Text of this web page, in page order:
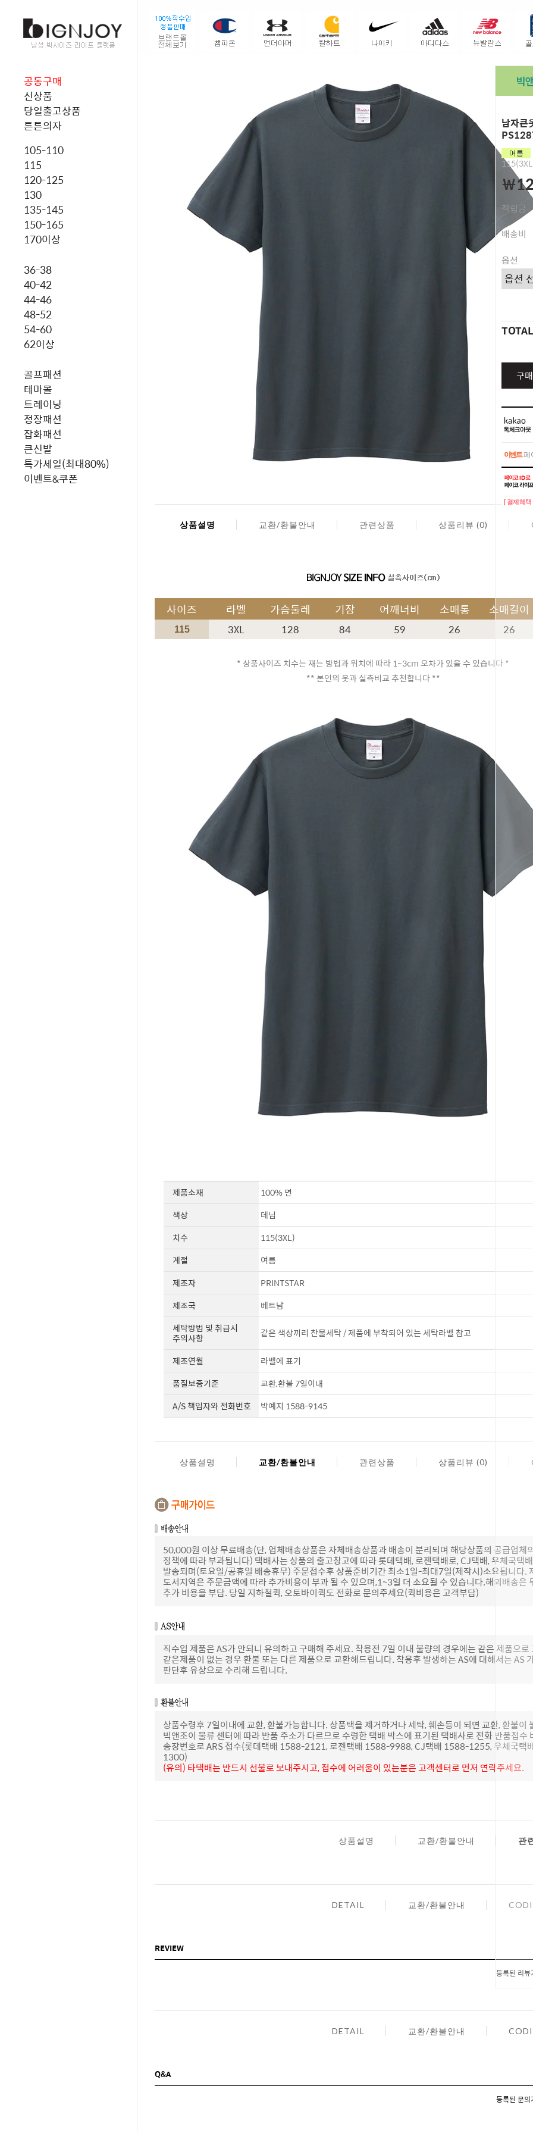
공동구매
신상품
당일출고상품
튼튼의자
105-110
115
120-125
130
135-145
150-165
170이상
36-38
40-42
44-46
48-52
54-60
62이상
골프패션
테마몰
트레이닝
정장패션
잡화패션
큰신발
특가세일(최대80%)
이벤트&쿠폰
남자큰
￦
적립금
배송비
옵션
TOTAL
구
이벤트페
이벤트페
페이코 ID
[ 결제혜택
상품설명 교환/환불안내 관련상품 상품리뷰 (0)
사이즈 라벨 가슴둘레 기장 어깨너비 소매통 소매길이
115 3XL 128 84 59 26 26
* 상품사이즈 치수는 재는 방법과 위치에 따라 1~3cm 오차가 있을 수 있습니다 *
** 본인의 옷과 실측비교 추천합니다 **
제품소재
100% 면
색상
데님
치수
115(3XL)
계절
여름
제조자
PRINTSTAR
제조국
베트남
세탁방법 및 취급시
주의사항 같은 색상끼리 찬물세탁 / 제품에 부착되어 있는 세탁라벨 참고
제조연월
라벨에 표기
품질보증기준
교환,환불 7일이내
A/S 책임자와 전화번호
박예지 1588-9145
상품설명 교환/환불안내 관련상품 상품리뷰 (0)
50,000원 이상 무료배송(단, 업체배송상품은 자체배송상품과 배송이 분리되며 해당상품의 공급업체
정책에 따라 부과됩니다) 택배사는 상품의 출고창고에 따라 롯데택배, 로젠택배로, CJ택배, 우체국택
발송되며(토요일/공휴일 배송휴무) 주문접수후 상품준비기간 최소1일-최대7일(제작시)소요됩니다.
도서지역은 주문금액에 따라 추가비용이 부과 될 수 있으며,1~3일 더 소요될 수 있습니다.해외배송은
추가 비용을 부담. 당일 지하철퀵, 오토바이퀵도 전화로 문의주세요(퀵비용은 고객부담)
직수입 제품은 AS가 안되니 유의하고 구매해 주세요. 착용전 7일 이내 불량의 경우에는 같은 제품으로
같은제품이 없는 경우 환불 또는 다른 제품으로 교환해드립니다. 착용후 발생하는 AS에 대해서는 AS
판단후 유상으로 수리해 드립니다.
상품수령후 7일이내에 교환, 환불가능합니다. 상품택을 제거하거나 세탁, 훼손등이 되면 교환, 환불이
빅앤조이 물류 센터에 따라 반품 주소가 다르므로 수령한 택배 박스에 표기된 택배사로 전화 반품접수
송장번호로 ARS 접수(롯데택배 1588-2121, 로젠택배 1588-9988, CJ택배 1588-1255, 우체국택
1300)
(유의) 타택배는 반드시 선불로 보내주시고, 접수에 어려움이 있는분은 고객센터로 먼저 연락주세요.
상품설명 교환/환불안내 관
DETAIL 교환/환불안내
REVIEW
등록된 리
DETAIL 교환/환불안내
Q&A
등록된 문